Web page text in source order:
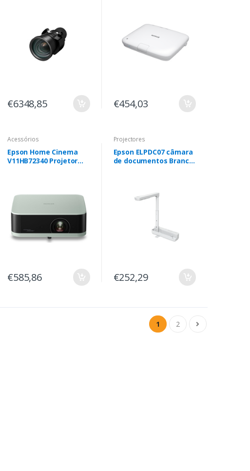
L1505U, EB-L1405U, EB-
L1300U, EB-L1200U, EB-
L1100U
€6348,85 €454,03
Acessórios
Epson Home Cinema
V11HB72340 Projetor
(1920x1080) Preto,
Branco
€585,86
Projectores
Epson ELPDC07 câmara
de documentos Branco
€252,29
1 2